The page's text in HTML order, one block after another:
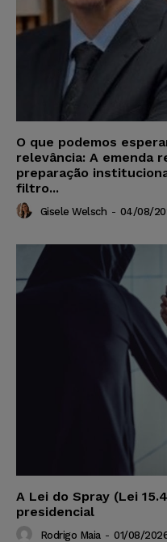
O que podemos
relevância: A emenda
preparação
filtro...
Gisele Welsch - 04/08/
A Lei do Spray (Lei
presidencial
Rodrigo Maia - 01/08/